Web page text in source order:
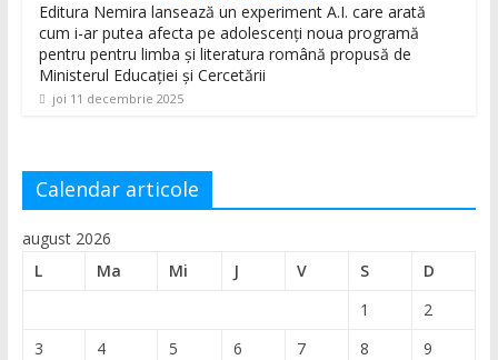
Editura Nemira lansează un experiment A.I. care arată
cum i-ar putea afecta pe adolescenți noua programă
pentru pentru limba și literatura română propusă de
Ministerul Educației și Cercetării
joi 11 decembrie 2025
Calendar articole
august 2026
L
Ma Mi J V S
D
1
2
3
4 5 6 7 8
9